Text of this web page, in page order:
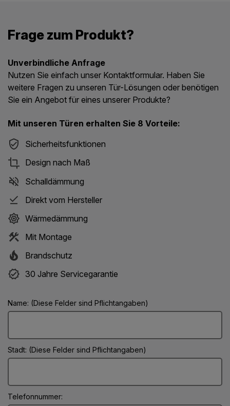
Frage zum Produkt?
Unverbindliche Anfrage
Nutzen Sie einfach unser Kontaktformular. Haben Sie
weitere Fragen zu unseren Tür-Lösungen oder benötigen
Sie ein Angebot für eines unserer Produkte?
Mit unseren Türen erhalten Sie 8 Vorteile:
Sicherheitsfunktionen
Design nach Maß
Schalldämmung
Direkt vom Hersteller
Wärmedämmung
Mit Montage
Brandschutz
30 Jahre Servicegarantie
Name: (Diese Felder sind Pflichtangaben)
Stadt: (Diese Felder sind Pflichtangaben)
Telefonnummer: